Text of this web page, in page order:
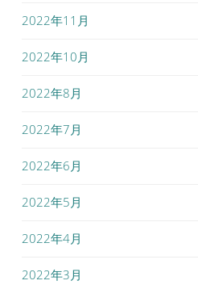
2022年11月
2022年10月
2022年8月
2022年7月
2022年6月
2022年5月
2022年4月
2022年3月